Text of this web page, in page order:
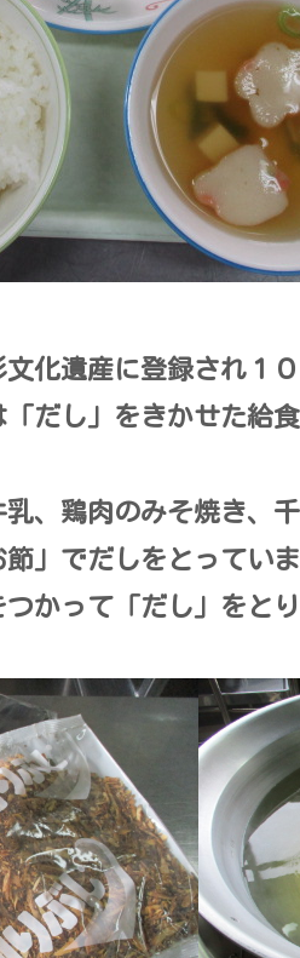
文化遺産に登録され１
だし」をきかせた給
、鶏肉のみそ焼き、
」でだしをとってい
かって「だし」をとり